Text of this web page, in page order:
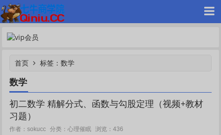
七牛网赚
首页 标签：数学
数学
初二数学 精解分式、函数与勾股定理（视频+教材
习题）
作者：sokucc 分类：心理催眠 浏览：436